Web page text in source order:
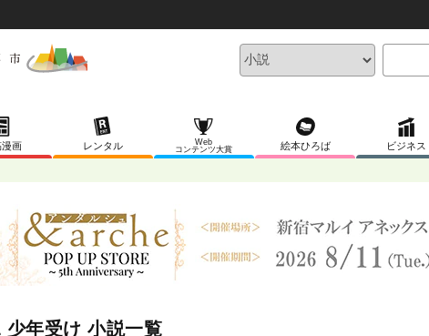
画 レンタル
Web
コンテンツ大賞
絵本ひろば ビジネス
少年受け 小説一覧